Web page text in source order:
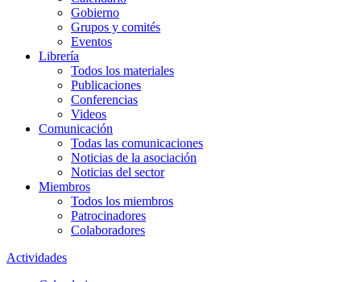
Gobierno
Grupos y comités
Eventos
Librería
Todos los materiales
Publicaciones
Conferencias
Videos
Comunicación
Todas las comunicaciones
Noticias de la asociación
Noticias del sector
Miembros
Todos los miembros
Patrocinadores
Colaboradores
Actividades